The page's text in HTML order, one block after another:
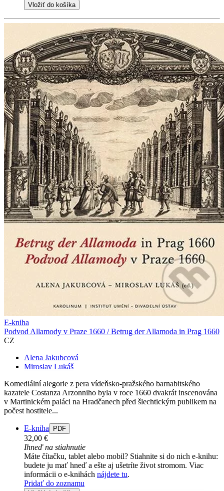
Vložiť do košíka
E-kniha
Podvod Allamody v Praze 1660 / Betrug der Allamoda in Prag 1660
CZ
Alena Jakubcová
Miroslav Lukáš
Komediální alegorie z pera vídeňsko-pražského barnabitského
kazatele Costanza Arzonniho byla v roce 1660 dvakrát inscenována
v Martinickém paláci na Hradčanech před šlechtickým publikem na
počest hostitele...
E-kniha PDF
32,00 €
Ihneď na stiahnutie
Máte čítačku, tablet alebo mobil? Stiahnite si do nich e-knihu:
budete ju mať hneď a ešte aj ušetríte život stromom. Viac
informácii o e-knihách nájdete tu.
Pridať do zoznamu